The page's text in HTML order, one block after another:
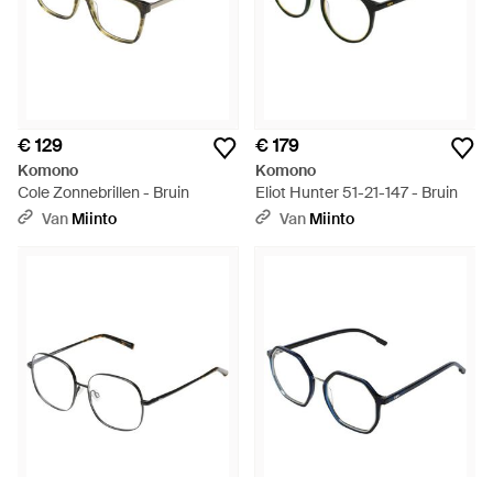
€ 129
Komono
Cole Zonnebrillen - Bruin
Van Miinto
€ 179
Komono
Eliot Hunter 51-21-147 - Bruin
Van Miinto